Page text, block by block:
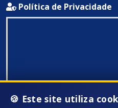
Política de Privacidade
🍪 Este site utiliza